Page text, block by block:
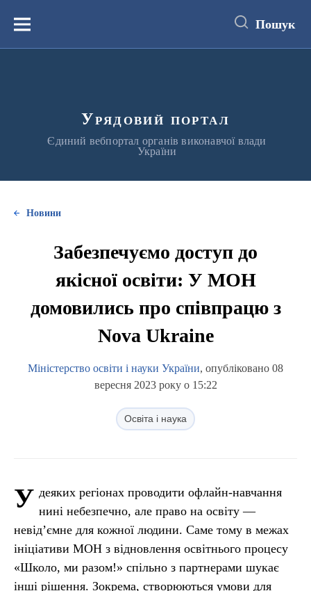
вмістуМеню Пошук
Урядовий портал
Єдиний вебпортал органів виконавчої влади
України
Новини
Забезпечуємо доступ до
якісної освіти: У МОН
домовились про співпрацю з
Nova Ukraine
Міністерство освіти і науки України, опубліковано 08
вересня 2023 року о 15:22
Освіта і наука
У деяких регіонах проводити офлайн-навчання
нині небезпечно, але право на освіту —
невід’ємне для кожної людини. Саме тому в межах
ініціативи МОН з відновлення освітнього процесу
«Школо, ми разом!» спільно з партнерами шукає
інші рішення. Зокрема, створюються умови для